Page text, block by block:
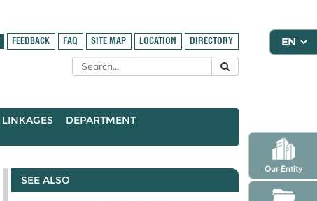
Our Entity
FEEDBACK FAQ SITE MAP LOCATION DIRECTORY
LINKAGES
DEPARTMENT
SEE ALSO